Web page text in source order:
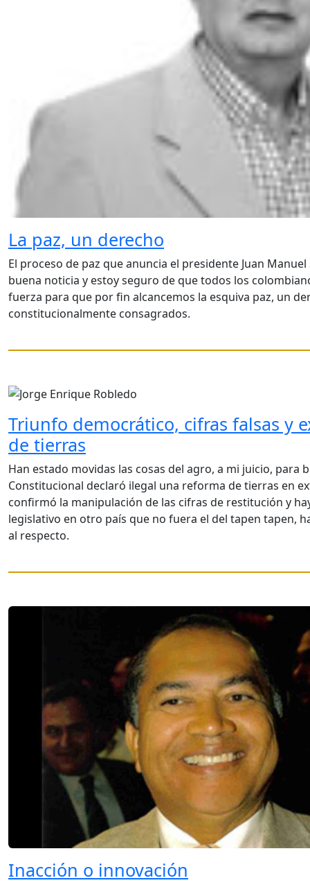
La paz, un derecho
El proceso de paz que anuncia el presidente Juan
buena noticia y estoy seguro de que todos los
fuerza para que por fin alcancemos la esquiva paz, un
constitucionalmente consagrados.
Triunfo democrático, cifras falsas y
de tierras
Han estado movidas las cosas del agro, a mi juicio, para
Constitucional declaró ilegal una reforma de tierras en
confirmó la manipulación de las cifras de restitución y
legislativo en otro país que no fuera el del tapen tapen,
al respecto.
Inacción o innovación